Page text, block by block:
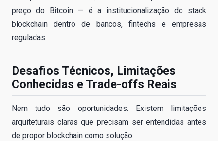
preço do Bitcoin — é a institucionalização do stack
blockchain dentro de bancos, fintechs e empresas
reguladas.
Desafios Técnicos, Limitações
Conhecidas e Trade-offs Reais
Nem tudo são oportunidades. Existem limitações
arquiteturais claras que precisam ser entendidas antes
de propor blockchain como solução.